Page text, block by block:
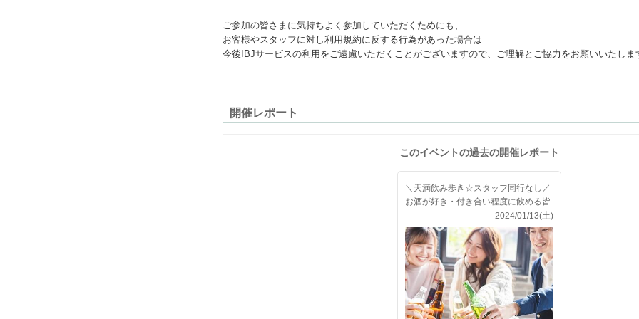
ご参加の皆さまに気持ちよく参加していただくためにも、
お客様やスタッフに対し利用規約に反する行為があった場合は
今後IBJサービスの利用をご遠慮いただくことがございますので、ご理解とご協力をお願いいたしま
開催レポート
このイベントの過去の開催レポート
＼天満飲み歩き☆スタッフ同行なし／
お酒が好き・付き合い程度に飲める皆
2024/01/13(土)